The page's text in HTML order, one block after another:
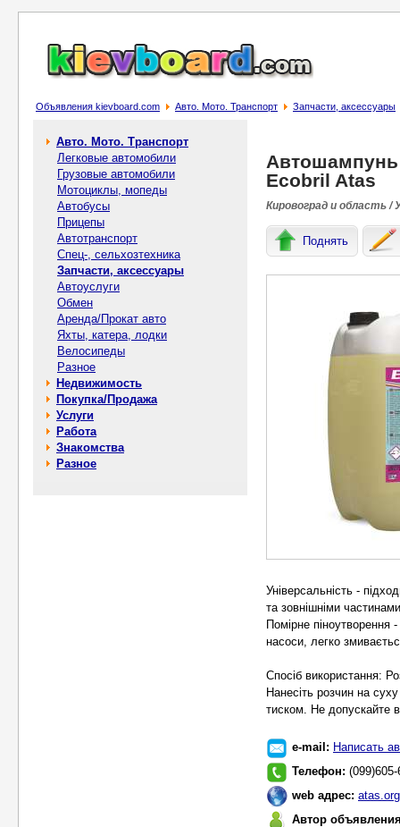
Объявления kievboard.com Авто. Мото. Транспорт Запчасти, аксессуары
Авто. Мото. Транспорт
Легковые автомобили
Грузовые автомобили
Мотоциклы, мопеды
Автобусы
Прицепы
Автотранспорт
Спец-, cельхозтехника
Запчасти, аксессуары
Автоуслуги
Обмен
Аренда/Прокат авто
Яхты, катера, лодки
Велосипеды
Разное
Недвижимость
Покупка/Продажа
Услуги
Работа
Знакомства
Разное
Автошампунь
Ecobril Atas
Кировоград и область /
Поднять
Універсальність -
та зовнішніми
Помірне піноутворення
насоси, легко
Спосіб використання:
Нанесіть розчин на
тиском. Не допускайте
e-mail: Написать
Телефон: (099)605-
web адрес:
Автор